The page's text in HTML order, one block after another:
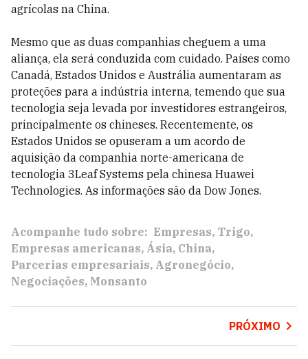
agrícolas na China.
Mesmo que as duas companhias cheguem a uma
aliança, ela será conduzida com cuidado. Países como
Canadá, Estados Unidos e Austrália aumentaram as
proteções para a indústria interna, temendo que sua
tecnologia seja levada por investidores estrangeiros,
principalmente os chineses. Recentemente, os
Estados Unidos se opuseram a um acordo de
aquisição da companhia norte-americana de
tecnologia 3Leaf Systems pela chinesa Huawei
Technologies. As informações são da Dow Jones.
Acompanhe tudo sobre: Empresas Trigo
Empresas americanas Ásia China
Parcerias empresariais Agronegócio
Negociações Monsanto
PRÓXIMO